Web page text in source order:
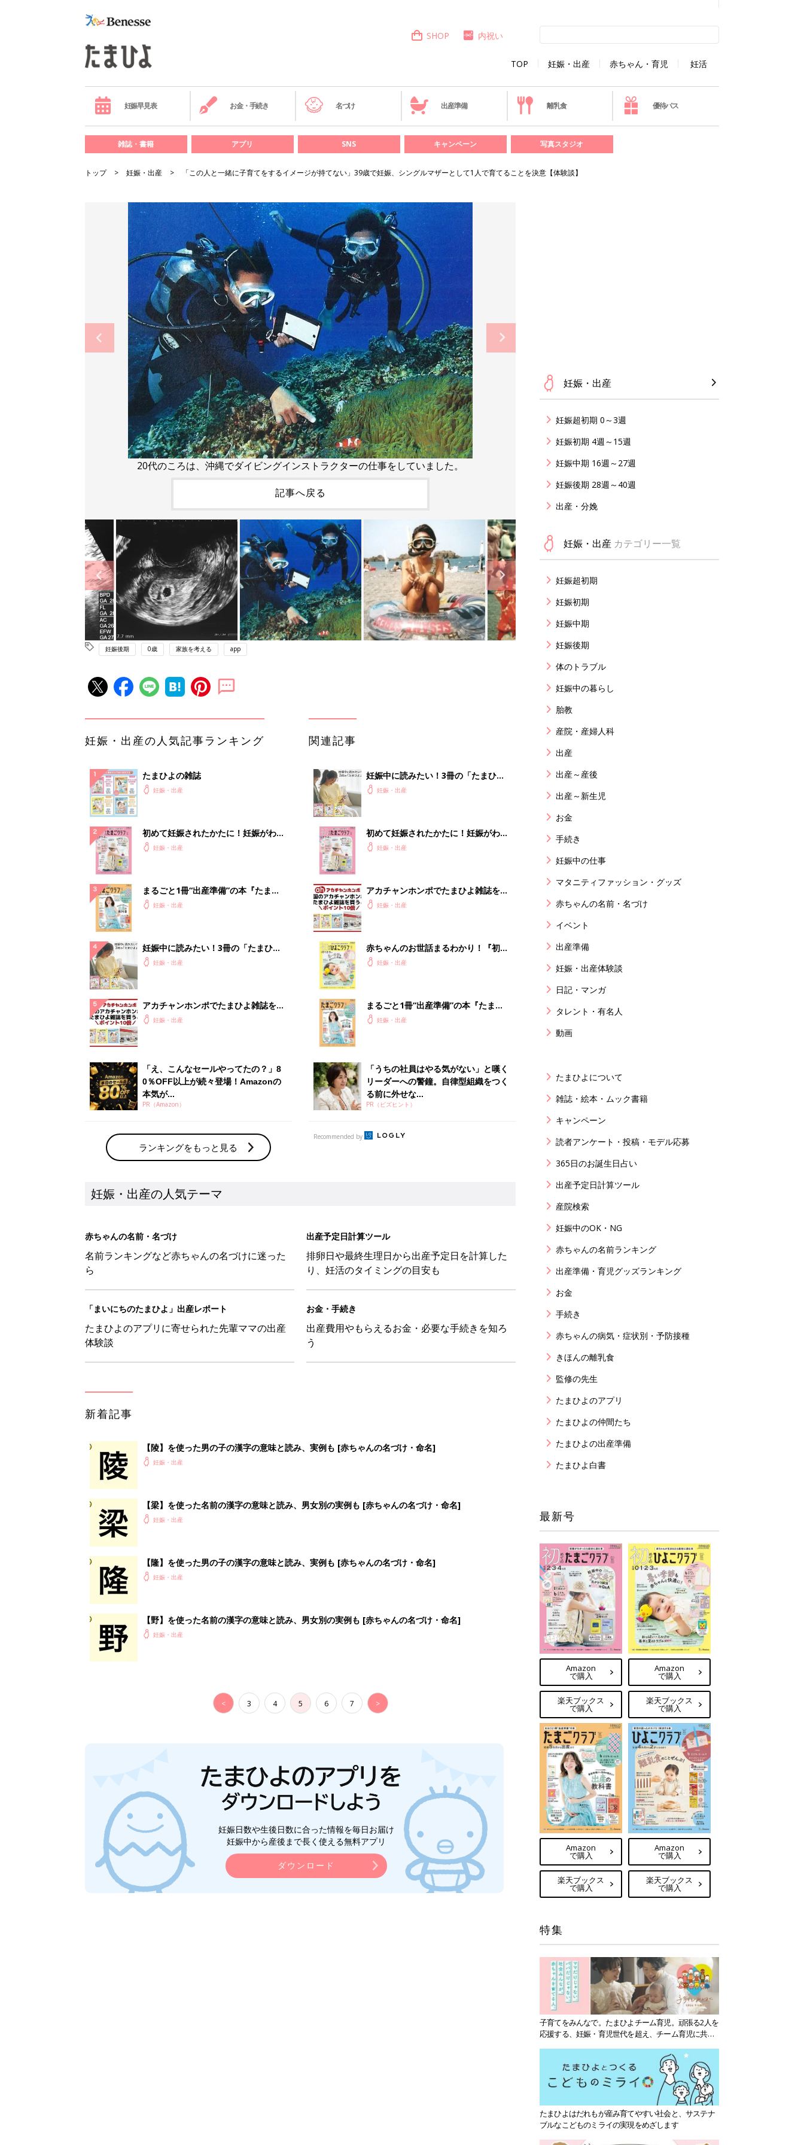
TOP 妊娠・出産 赤ちゃん・育児 妊活
SHOP 内祝い
妊娠早見表 お金・手続き 名づけ 出産準備 離乳食 優待パス
雑誌・書籍 アプリ SNS キャンペーン 写真スタジオ
トップ 妊娠・出産 「この人と一緒に子育てをするイメージが持てない」39歳で妊娠、シングルマザーとして1人で育てることを決意【体験談】
20代のころは、沖縄でダイビングインストラクターの仕事をしていました。
記事へ戻る
妊娠後期 0歳 家族を考える app
妊娠・出産の人気記事ランキング
たまひよの雑誌
妊娠・出産
初めて妊娠されたかたに！妊娠がわか
ったら最初に読む本『初めてのたまご
妊娠・出産
まるごと1冊“出産準備”の本『たまご
クラブ 夏号』〈スペシャル大特集〉
妊娠・出産
妊娠中に読みたい！3冊の「たまひ
よ」妊娠・出産
アカチャンホンポでたまひよ雑誌を買
うとポイント10倍【期間限定】
妊娠・出産
「え、こんなセールやってたの？」8
0％OFF以上が続々登場！Amazonの
本気が...
PR（Amazon）
ランキングをもっと見る
関連記事
妊娠中に読みたい！3冊の「たまひ
よ」妊娠・出産
初めて妊娠されたかたに！妊娠がわか
ったら最初に読む本『初めてのたまご
妊娠・出産
アカチャンホンポでたまひよ雑誌を買
うとポイント10倍【期間限定】
妊娠・出産
赤ちゃんのお世話まるわかり！『初め
てのひよこクラブ 夏号』〈巻頭大特
妊娠・出産
まるごと1冊“出産準備”の本『たまご
クラブ 夏号』〈スペシャル大特集〉
妊娠・出産
「うちの社員はやる気がない」と嘆く
リーダーへの警鐘。自律型組織をつく
る前に外せな...
PR（ビズヒント）
Recommended by
妊娠・出産の人気テーマ
赤ちゃんの名前・名づけ
名前ランキングなど赤ちゃんの名づけに迷った
ら
出産予定日計算ツール
排卵日や最終生理日から出産予定日を計算した
り、妊活のタイミングの目安も
「まいにちのたまひよ」出産レポート
たまひよのアプリに寄せられた先輩ママの出産
体験談
お金・手続き
出産費用やもらえるお金・必要な手続きを知ろ
う
新着記事
【陵】を使った男の子の漢字の意味と読み、実例も [赤ちゃんの名づけ・命名]
妊娠・出産
【梁】を使った名前の漢字の意味と読み、男女別の実例も [赤ちゃんの名づけ・命名]
妊娠・出産
【隆】を使った男の子の漢字の意味と読み、実例も [赤ちゃんの名づけ・命名]
妊娠・出産
【野】を使った名前の漢字の意味と読み、男女別の実例も [赤ちゃんの名づけ・命名]
妊娠・出産
< 3 4 5 6 7 >
妊娠日数や生後日数に合った情報を毎日お届け
妊娠中から産後まで長く使える無料アプリ
ダウンロード
妊娠・出産
妊娠超初期 0～3週
妊娠初期 4週～15週
妊娠中期 16週～27週
妊娠後期 28週～40週
出産・分娩
妊娠・出産 カテゴリー一覧
妊娠超初期
妊娠初期
妊娠中期
妊娠後期
体のトラブル
妊娠中の暮らし
胎教
産院・産婦人科
出産
出産～産後
出産～新生児
お金
手続き
妊娠中の仕事
マタニティファッション・グッズ
赤ちゃんの名前・名づけ
イベント
出産準備
妊娠・出産体験談
日記・マンガ
タレント・有名人
動画
たまひよについて
雑誌・絵本・ムック書籍
キャンペーン
読者アンケート・投稿・モデル応募
365日のお誕生日占い
出産予定日計算ツール
産院検索
妊娠中のOK・NG
赤ちゃんの名前ランキング
出産準備・育児グッズランキング
お金
手続き
赤ちゃんの病気・症状別・予防接種
きほんの離乳食
監修の先生
たまひよのアプリ
たまひよの仲間たち
たまひよの出産準備
たまひよ白書
最新号
Amazon
で購入
楽天ブックス
で購入
Amazon
で購入
楽天ブックス
で購入
Amazon
で購入
楽天ブックス
で購入
Amazon
で購入
楽天ブックス
で購入
特集
子育てをみんなで。たまひよチーム育児。頑張る2人を
応援する、妊娠・育児世代を超え、チーム育児に共感
たまひよはだれもが産み育てやすい社会と、サステナ
ブルなこどものミライの実現をめざします